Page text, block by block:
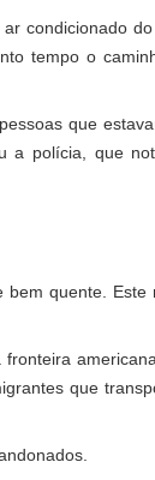
condicionado
tempo o
que
a polícia, que
quente.
que